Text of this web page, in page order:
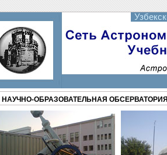
НАУЧНО-ОБРАЗОВАТЕЛЬНАЯ